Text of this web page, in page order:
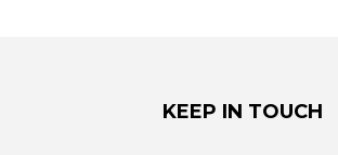
KEEP IN TOUCH